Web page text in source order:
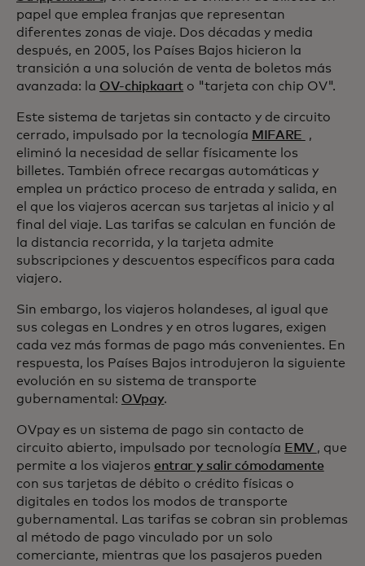
papel que emplea franjas que representan
diferentes zonas de viaje. Dos décadas y media
después, en 2005, los Países Bajos hicieron la
transición a una solución de venta de boletos más
avanzada: la OV-chipkaart o "tarjeta con chip OV".
Este sistema de tarjetas sin contacto y de circuito
cerrado, impulsado por la tecnología MIFARE
,
eliminó la necesidad de sellar físicamente los
billetes. También ofrece recargas automáticas y
emplea un práctico proceso de entrada y salida, en
el que los viajeros acercan sus tarjetas al inicio y al
final del viaje. Las tarifas se calculan en función de
la distancia recorrida, y la tarjeta admite
subscripciones y descuentos específicos para cada
viajero.
Sin embargo, los viajeros holandeses, al igual que
sus colegas en Londres y en otros lugares, exigen
cada vez más formas de pago más convenientes. En
respuesta, los Países Bajos introdujeron la siguiente
evolución en su sistema de transporte
gubernamental: OVpay.
OVpay es un sistema de pago sin contacto de
circuito abierto, impulsado por tecnología EMV , que
permite a los viajeros entrar y salir cómodamente
con sus tarjetas de débito o crédito físicas o
digitales en todos los modos de transporte
gubernamental. Las tarifas se cobran sin problemas
al método de pago vinculado por un solo
comerciante, mientras que los pasajeros pueden